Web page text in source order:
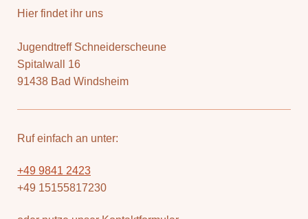
Hier findet ihr uns
Jugendtreff Schneiderscheune
Spitalwall
16
91438 Bad Windsheim
Ruf einfach an unter:
+49 9841 2423
+49 15155817230